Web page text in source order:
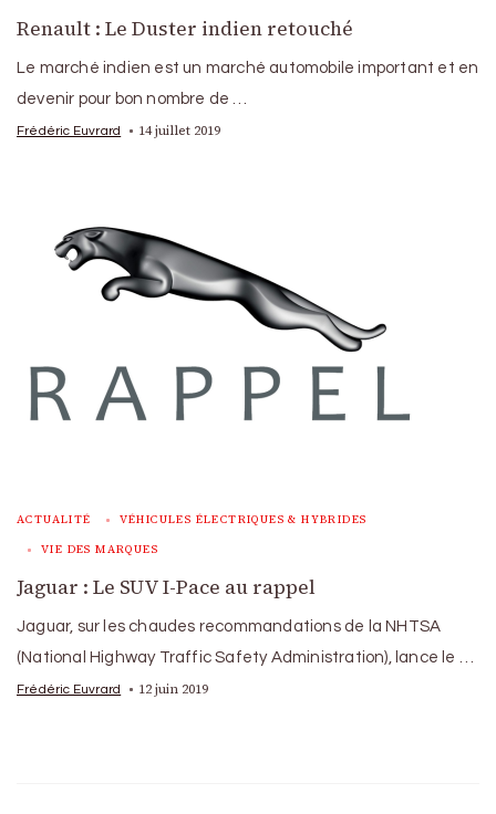
Renault : Le Duster indien retouché
Le marché indien est un marché automobile important et en
devenir pour bon nombre de …
Frédéric Euvrard 14 juillet 2019
ACTUALITÉ VÉHICULES ÉLECTRIQUES & HYBRIDES
VIE DES MARQUES
Jaguar : Le SUV I-Pace au rappel
Jaguar, sur les chaudes recommandations de la NHTSA
(National Highway Traffic Safety Administration), lance le …
Frédéric Euvrard 12 juin 2019